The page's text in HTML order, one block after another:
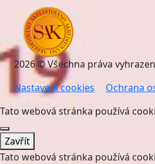
2026 © Všechna práva
Nastavení cookies
Ochrana
Tato webová stránka používá
Zavřít
Tato webová stránka používá